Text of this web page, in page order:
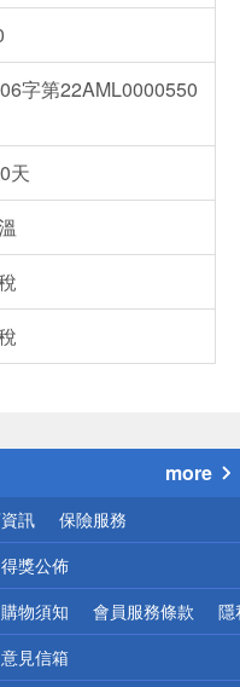
字第22AML0000550
天
more
訊 保險服務
得獎公佈
購物須知 會員服務條款 隱
意見信箱